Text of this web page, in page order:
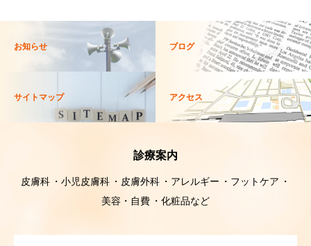
お知らせ ブログ
サイトマップ アクセス
診療案内
皮膚科 小児皮膚科 皮膚外科 アレルギー
フットケア
美容・自費
化粧品など